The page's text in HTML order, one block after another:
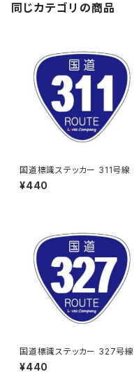
同じカテゴリの商品
国道標識ステッカー 311号線
¥440
国道標識ステッカー 327号線
¥440